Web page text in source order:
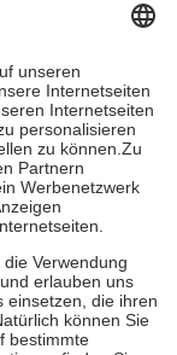
Höhe von zehn
die tatsächlichen
Apotheken.
die
Euro je
Gesundheit zu
unterstützen,
18. Lebensjahr
die von der